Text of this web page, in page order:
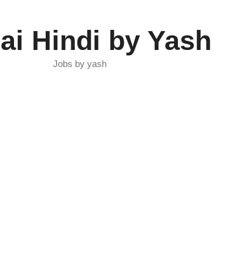
Hindi by Yash
Jobs by yash